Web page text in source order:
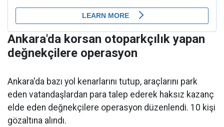
Ankara'da korsan otoparkçılık yapan
değnekçilere operasyon
Ankara'da bazı yol kenarlarını tutup, araçlarını park
eden vatandaşlardan para talep ederek haksız kazanç
elde eden değnekçilere operasyon düzenlendi. 10 kişi
gözaltına alındı.